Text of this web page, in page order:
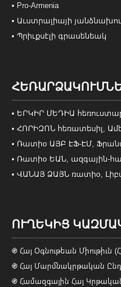
• Pro-Armenia
• Աւստրալիայի
• Պրիւքսէլի գրասենեակ
• ԵՐԿԻՐ ՄԵԴԻԱ
• ՀՈՐԻԶՈՆ հեռատեսիլ,
• Ռատիօ ԱՅԲ ԷՖ-ԷՄ,
• Ռատիօ ԵԱՆ, ազգային-
• ՎԱՆԱՅ ՁԱՅՆ ռատիօ,
ՈՒՂԵԿԻՑ
֍ Հայ Օգնութեան Միութիւն
֍ Հայ Մարմնակրթական
֍ Համազգային Հայ Կրթական